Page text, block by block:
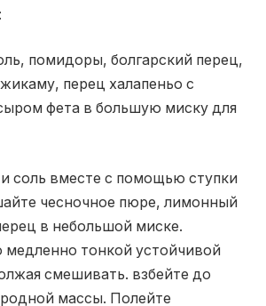
помидоры, болгарский перец,
перец халапеньо с
фета в большую миску для
соль вместе с помощью ступки
чесночное пюре, лимонный
в небольшой миске.
медленно тонкой устойчивой
смешивать. взбейте до
массы. Полейте